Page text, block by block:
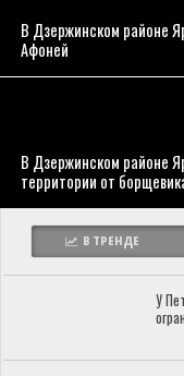
В Дзержинском районе
Афоней
В Дзержинском районе
территории от
В ТРЕНДЕ
У